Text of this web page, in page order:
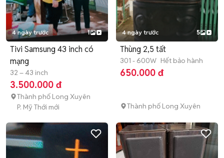
4 ngày trước 1
Tivi Samsung 43 inch có
mạng
32 – 43 inch
3.500.000 đ
Thành phố Long Xuyên
P. Mỹ Thới mới
4 ngày trước 5
Thùng 2,5 tất
301 - 600W Hết bảo hành
650.000 đ
Thành phố Long Xuyên